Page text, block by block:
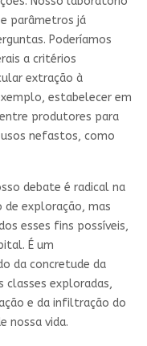
parâmetros já
Poderíamos
a critérios
extração à
estabelecer em
produtores para
nefastos, como
debate é radical na
de exploração, mas
esses fins possíveis,
É um
da concretude da
classes exploradas,
e da infiltração do
nossa vida.